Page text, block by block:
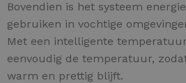
Bovendien is het systeem
gebruiken in vochtige
Met een intelligente
eenvoudig de temperatuur,
warm en prettig blijft.